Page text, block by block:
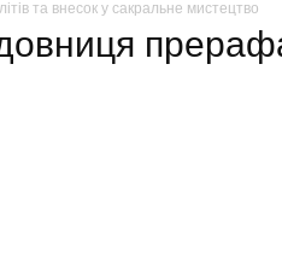
та внесок у сакральне мистецтво